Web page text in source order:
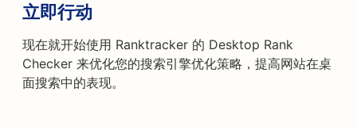
立即行动
现在就开始使用 Ranktracker 的 Desktop Rank
Checker 来优化您的搜索引擎优化策略，提高网站在桌
面搜索中的表现。